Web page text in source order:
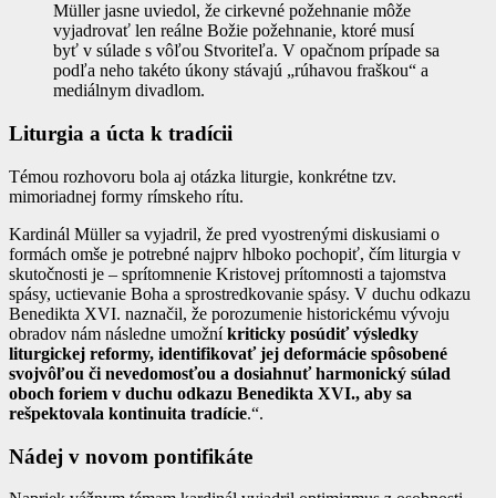
Müller jasne uviedol, že cirkevné požehnanie môže
vyjadrovať len reálne Božie požehnanie, ktoré musí
byť v súlade s vôľou Stvoriteľa. V opačnom prípade sa
podľa neho takéto úkony stávajú „rúhavou fraškou“ a
mediálnym divadlom.
Liturgia a úcta k tradícii
Témou rozhovoru bola aj otázka liturgie, konkrétne tzv.
mimoriadnej formy rímskeho rítu.
Kardinál Müller sa vyjadril, že pred vyostrenými diskusiami o
formách omše je potrebné najprv hlboko pochopiť, čím liturgia v
skutočnosti je – sprítomnenie Kristovej prítomnosti a tajomstva
spásy, uctievanie Boha a sprostredkovanie spásy. V duchu odkazu
Benedikta XVI. naznačil, že porozumenie historickému vývoju
obradov nám následne umožníkriticky posúdiť výsledky
liturgickej reformy, identifikovať jej deformácie spôsobené
svojvôľou či nevedomosťou a dosiahnuť harmonický súlad
oboch foriem v duchu odkazu Benedikta XVI., aby sa
rešpektovala kontinuita tradície.“.
Nádej v novom pontifikáte